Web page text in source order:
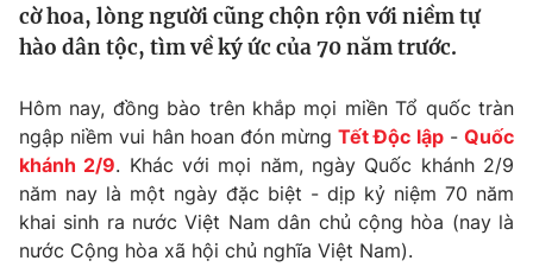
Thế giới
Thế giới đó đây
Câu chuyện quốc tế
Kinh tế
Tài chính
Thị trường
Góc doanh nghiệp
Dữ liệu và đời sống
Truyền hình
cờ hoa, lòng người cũng chộn rộn với niềm tự
hào dân tộc, tìm về ký ức của 70 năm trước.
Hôm nay, đồng bào trên khắp mọi miền Tổ quốc tràn
ngập niềm vui hân hoan đón mừngTết Độc lập-Quốc
khánh 2/9. Khác với mọi năm, ngày Quốc khánh 2/9
năm nay là một ngày đặc biệt - dịp kỷ niệm 70 năm
khai sinh ra nước Việt Nam dân chủ cộng hòa (nay là
nước Cộng hòa xã hội chủ nghĩa Việt Nam).